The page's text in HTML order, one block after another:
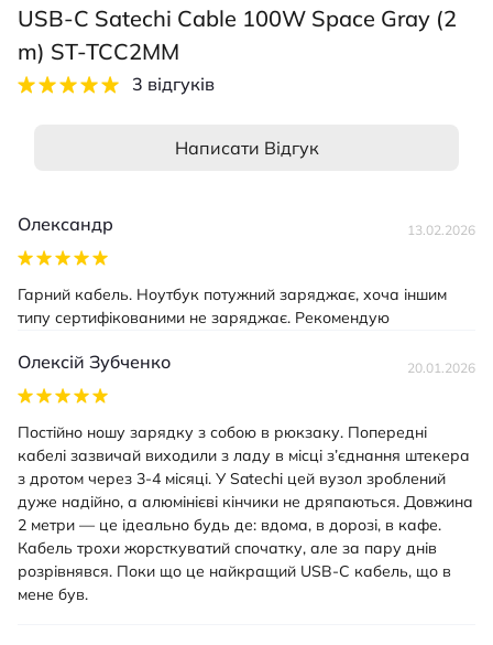
USB-C Satechi Cable 100W Space Gray (2
m) ST-TCC2MM
3 відгуків
Написати Відгук
Олександр 13.02.2026
Гарний кабель. Ноутбук потужний заряджає, хоча іншим
типу сертифікованими не заряджає. Рекомендую
Олексій Зубченко 20.01.2026
Постійно ношу зарядку з собою в рюкзаку. Попередні
кабелі зазвичай виходили з ладу в місці з’єднання штекера
з дротом через 3-4 місяці. У Satechi цей вузол зроблений
дуже надійно, а алюмінієві кінчики не дряпаються. Довжина
2 метри — це ідеально будь де: вдома, в дорозі, в кафе.
Кабель трохи жорсткуватий спочатку, але за пару днів
розрівнявся. Поки що це найкращий USB-C кабель, що в
мене був.